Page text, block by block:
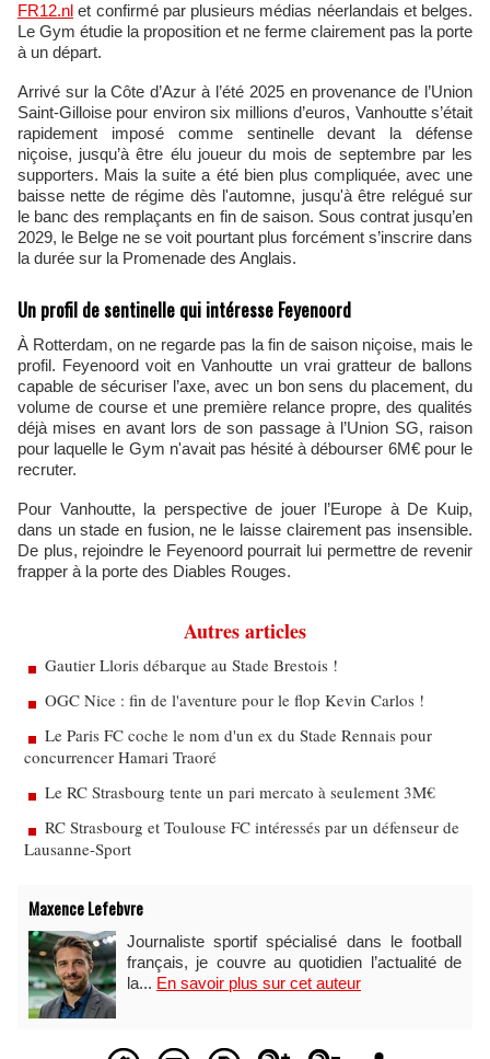
FR12.nl et confirmé par plusieurs médias néerlandais et belges.
Le Gym étudie la proposition et ne ferme clairement pas la porte
à un départ.
Arrivé sur la Côte d’Azur à l’été 2025 en provenance de l’Union
Saint‑Gilloise pour environ six millions d’euros, Vanhoutte s’était
rapidement imposé comme sentinelle devant la défense
niçoise, jusqu’à être élu joueur du mois de septembre par les
supporters. Mais la suite a été bien plus compliquée, avec une
baisse nette de régime dès l'automne, jusqu'à être relégué sur
le banc des remplaçants en fin de saison. Sous contrat jusqu’en
2029, le Belge ne se voit pourtant plus forcément s’inscrire dans
la durée sur la Promenade des Anglais.
Un profil de sentinelle qui intéresse Feyenoord
À Rotterdam, on ne regarde pas la fin de saison niçoise, mais le
profil. Feyenoord voit en Vanhoutte un vrai gratteur de ballons
capable de sécuriser l’axe, avec un bon sens du placement, du
volume de course et une première relance propre, des qualités
déjà mises en avant lors de son passage à l’Union SG, raison
pour laquelle le Gym n'avait pas hésité à débourser 6M€ pour le
recruter.
Pour Vanhoutte, la perspective de jouer l’Europe à De Kuip,
dans un stade en fusion, ne le laisse clairement pas insensible.
De plus, rejoindre le Feyenoord pourrait lui permettre de revenir
frapper à la porte des Diables Rouges.
Autres articles
Gautier Lloris débarque au Stade Brestois !
OGC Nice : fin de l'aventure pour le flop Kevin Carlos !
Le Paris FC coche le nom d'un ex du Stade Rennais pour
concurrencer Hamari Traoré
Le RC Strasbourg tente un pari mercato à seulement 3M€
RC Strasbourg et Toulouse FC intéressés par un défenseur de
Lausanne-Sport
Maxence Lefebvre
Journaliste sportif spécialisé dans le football
français, je couvre au quotidien l’actualité de
la... En savoir plus sur cet auteur